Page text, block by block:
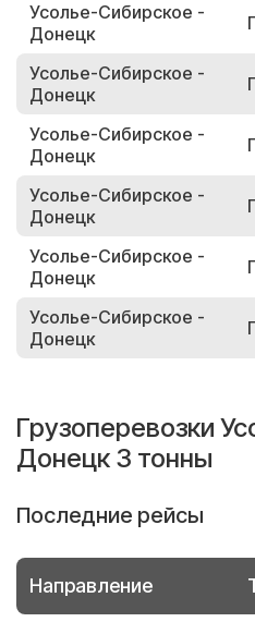
Усолье-Сибирское -
Донецк
Усолье-Сибирское -
Донецк
Усолье-Сибирское -
Донецк
Усолье-Сибирское -
Донецк
Усолье-Сибирское -
Донецк
Усолье-Сибирское -
Донецк
Грузоперевозки
Донецк 3 тонны
Последние рейсы
Направление